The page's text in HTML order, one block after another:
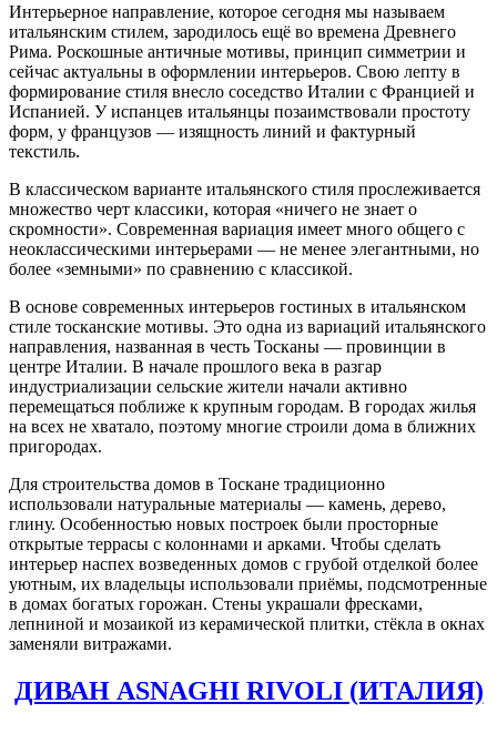
Интерьерное направление, которое сегодня мы называем
итальянским стилем, зародилось ещё во времена Древнего
Рима. Роскошные античные мотивы, принцип симметрии и
сейчас актуальны в оформлении интерьеров. Свою лепту в
формирование стиля внесло соседство Италии с Францией и
Испанией. У испанцев итальянцы позаимствовали простоту
форм, у французов — изящность линий и фактурный
текстиль.
В классическом варианте итальянского стиля прослеживается
множество черт классики, которая «ничего не знает о
скромности». Современная вариация имеет много общего с
неоклассическими интерьерами — не менее элегантными, но
более «земными» по сравнению с классикой.
В основе современных интерьеров гостиных в итальянском
стиле тосканские мотивы. Это одна из вариаций итальянского
направления, названная в честь Тосканы — провинции в
центре Италии. В начале прошлого века в разгар
индустриализации сельские жители начали активно
перемещаться поближе к крупным городам. В городах жилья
на всех не хватало, поэтому многие строили дома в ближних
пригородах.
Для строительства домов в Тоскане традиционно
использовали натуральные материалы — камень, дерево,
глину. Особенностью новых построек были просторные
открытые террасы с колоннами и арками. Чтобы сделать
интерьер наспех возведенных домов с грубой отделкой более
уютным, их владельцы использовали приёмы, подсмотренные
в домах богатых горожан. Стены украшали фресками,
лепниной и мозаикой из керамической плитки, стёкла в окнах
заменяли витражами.
ДИВАН ASNAGHI RIVOLI (ИТАЛИЯ)